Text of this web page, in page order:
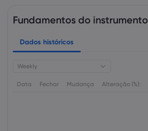
Fundamentos do instrumento
Dados históricos
Weekly
Data Fechar Mudança Alteração (%):